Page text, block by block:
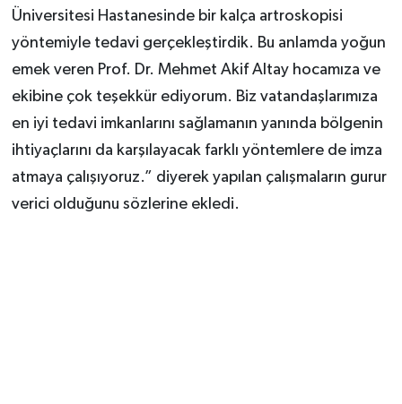
Üniversitesi Hastanesinde bir kalça artroskopisi
yöntemiyle tedavi gerçekleştirdik. Bu anlamda yoğun
emek veren Prof. Dr. Mehmet Akif Altay hocamıza ve
ekibine çok teşekkür ediyorum. Biz vatandaşlarımıza
en iyi tedavi imkanlarını sağlamanın yanında bölgenin
ihtiyaçlarını da karşılayacak farklı yöntemlere de imza
atmaya çalışıyoruz.” diyerek yapılan çalışmaların gurur
verici olduğunu sözlerine ekledi.